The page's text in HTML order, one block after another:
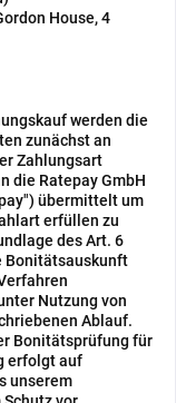
House, 4
werden die
zunächst an
Zahlungsart
die Ratepay GmbH
übermittelt um
erfüllen zu
des Art. 6
Bonitätsauskunft
Nutzung von
Ablauf.
Bonitätsprüfung für
erfolgt auf
unserem